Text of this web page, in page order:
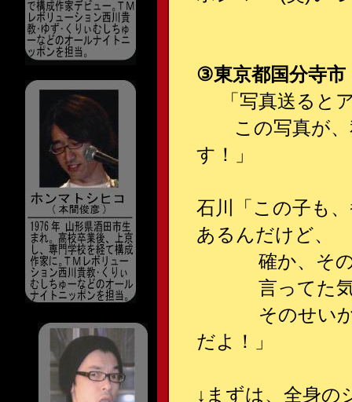
③東京都国分寺
「写真送ると
この写真が、
す！」
石川「この子も
あるんだけど、
確か、その時
言ってた気
そのせいか、
だよ！」
↓ まずは、全身の